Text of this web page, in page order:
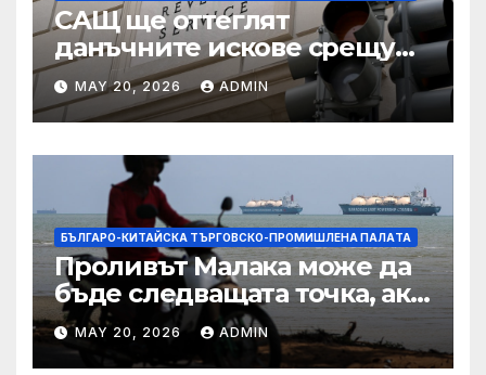
САЩ ще оттеглят
данъчните искове срещу
Тръмп „завинаги“ в
сделката за съдебно дело с
IRS
MAY 20, 2026 ADMIN
БЪЛГАРО-КИТАЙСКА ТЪРГОВСКО-ПРОМИШЛЕНА ПАЛAТА
Проливът Малака може да
бъде следващата точка, ако
Азия не внимава
MAY 20, 2026 ADMIN